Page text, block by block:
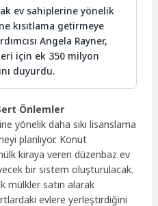
ev sahiplerine yönelik
kısıtlama getirmeye
Angela Rayner,
için ek 350 milyon
duyurdu.
Önlemler
yönelik daha sıkı lisanslama
planlıyor. Konut
kiraya veren düzenbaz ev
bir sistem oluşturulacak.
mülkler satın alarak
evlere yerleştirdiğini